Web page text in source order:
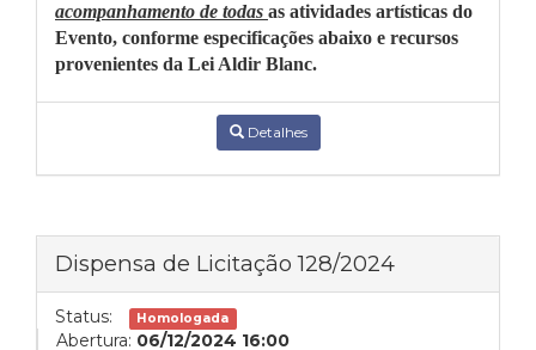
acompanhamento de todas as atividades artísticas do
Evento, conforme especificações abaixo e recursos
provenientes da Lei Aldir Blanc.
Detalhes
Dispensa de Licitação 128/2024
Status: Homologada
Abertura: 06/12/2024 16:00